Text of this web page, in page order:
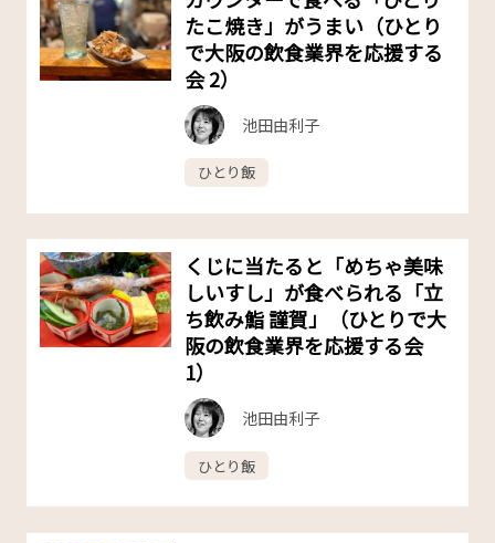
たこ焼き」がうまい（ひとり
で大阪の飲食業界を応援する
会 2）
池田由利子
ひとり飯
くじに当たると「めちゃ美味
しいすし」が食べられる「立
ち飲み鮨 謹賀」（ひとりで大
阪の飲食業界を応援する会
1）
池田由利子
ひとり飯